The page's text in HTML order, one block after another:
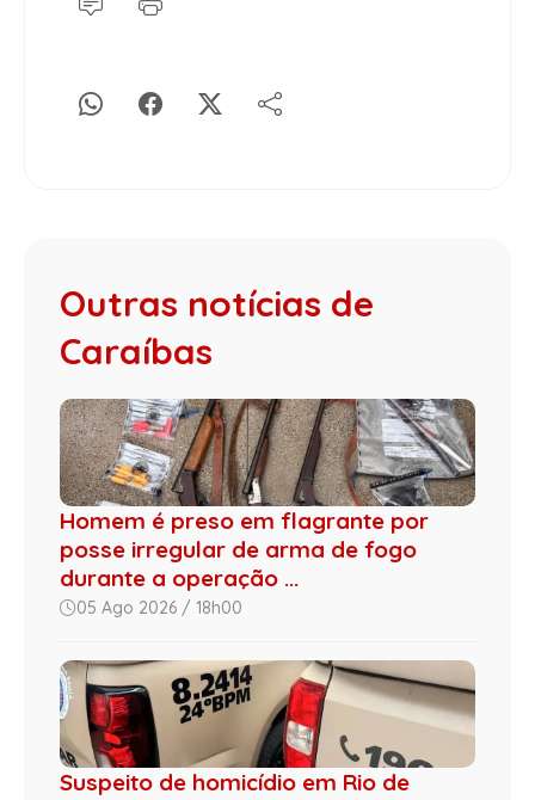
Outras notícias de
Caraíbas
Homem é preso em flagrante por
posse irregular de arma de fogo
durante a operação ...
05 Ago 2026 / 18h00
Suspeito de homicídio em Rio de